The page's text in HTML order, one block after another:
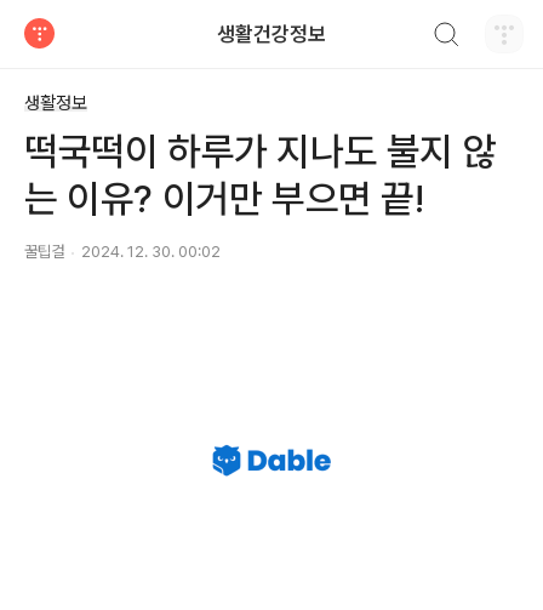
생활건강정보
생활정보
떡국떡이 하루가 지나도 불지 않
는 이유? 이거만 부으면 끝!
꿀팁걸 2024. 12. 30. 00:02